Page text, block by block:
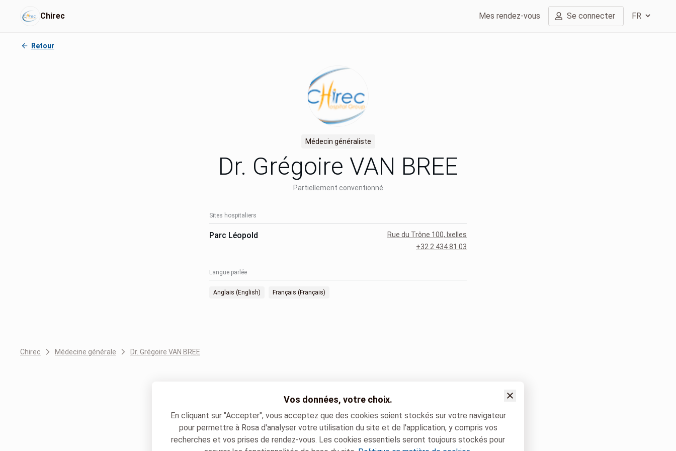
Chirec Mes rendez-vous Se connecter
Retour
Médecin généraliste
Dr. Grégoire VAN BREE
Partiellement conventionné
Sites hospitaliers
Parc Léopold
Rue du Trône 100, Ixelles
+32 2 434 81 03
Langue parlée
Anglais (English) Français (Français)
Chirec Médecine générale Dr. Grégoire VAN BREE
Vos données, votre choix.
En cliquant sur "Accepter", vous acceptez que des cookies soient stockés sur votre navigateur
pour permettre à Rosa d'analyser votre utilisation du site et de l'application, y compris vos
recherches et vos prises de rendez-vous. Les cookies essentiels seront toujours stockés pour